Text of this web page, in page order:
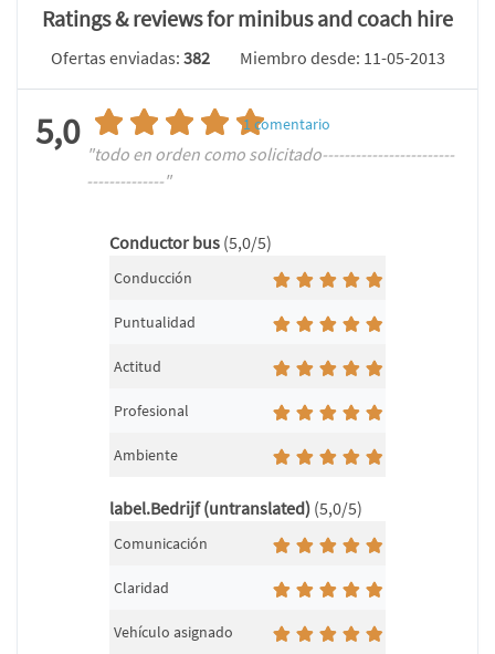
Ratings & reviews for minibus and coach hire
Ofertas enviadas: 382 Miembro desde: 11-05-2013
5,0 1 comentario
"todo en orden como solicitado------------------------
--------------"
Conductor bus (5,0/5)
Conducción
Puntualidad
Actitud
Profesional
Ambiente
label.Bedrijf (untranslated) (5,0/5)
Comunicación
Claridad
Vehículo asignado